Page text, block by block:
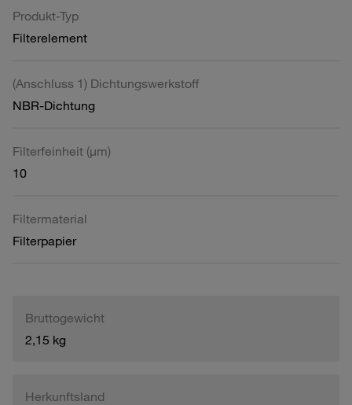
Produkt-Typ
Filterelement
(Anschluss 1) Dichtungswerkstoff
NBR-Dichtung
Filterfeinheit (µm)
10
Filtermaterial
Filterpapier
Bruttogewicht
2,15 kg
Herkunftsland